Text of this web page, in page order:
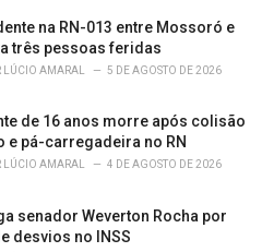
na RN-013 entre Mossoró e
três pessoas feridas
LÚCIO AMARAL 5 DE AGOSTO DE 2026
de 16 anos morre após colisão
e pá-carregadeira no RN
LÚCIO AMARAL 4 DE AGOSTO DE 2026
senador Weverton Rocha por
desvios no INSS